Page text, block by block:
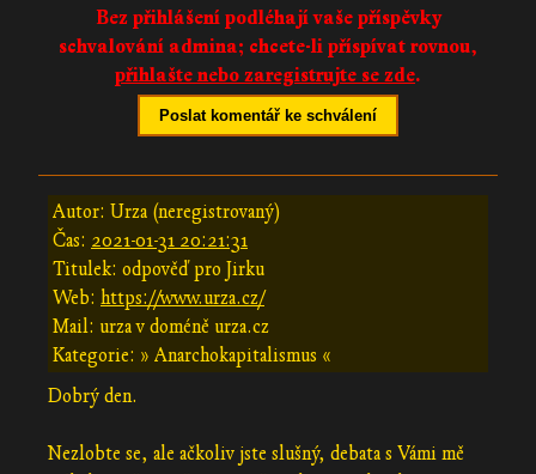
Bez přihlášení podléhají vaše příspěvky
schvalování admina; chcete-li příspívat rovnou,
přihlašte nebo zaregistrujte se zde.
Poslat komentář ke schválení
Autor: Urza (neregistrovaný)
Čas: 2021-01-31 20:21:31
Titulek: odpověď pro Jirku
Web: https://www.urza.cz/
Mail: urza v doméně urza.cz
Kategorie: » Anarchokapitalismus «
Dobrý den.
Nezlobte se, ale ačkoliv jste slušný, debata s Vámi mě